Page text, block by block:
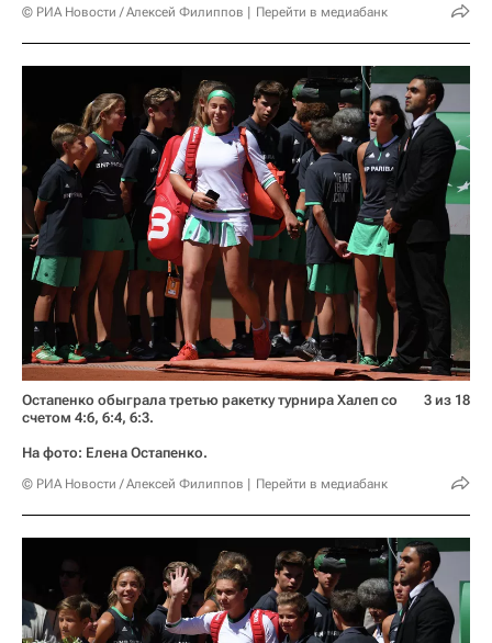
© РИА Новости / Алексей Филиппов Перейти в медиабанк
Остапенко обыграла третью ракетку турнира Халеп со
счетом 4:6, 6:4, 6:3.
На фото: Елена Остапенко.
© РИА Новости / Алексей Филиппов Перейти в медиабанк
3 из 18